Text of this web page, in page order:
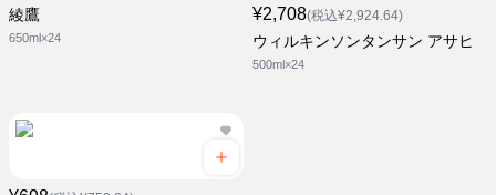
綾鷹
650ml×24
¥2,708(税込¥2,924.64)
ウィルキンソンタンサン アサヒ
500ml×24